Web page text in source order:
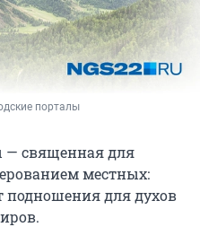
порталы
— священная для
местных:
подношения для духов